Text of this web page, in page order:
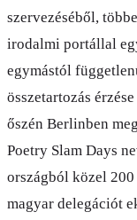
szervezéséből,
irodalmi portállal
egymástól
összetartozás
őszén Berlinben
Poetry Slam Days
országból közel 200
magyar delegációt